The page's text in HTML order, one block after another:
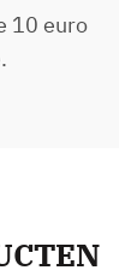
10 euro